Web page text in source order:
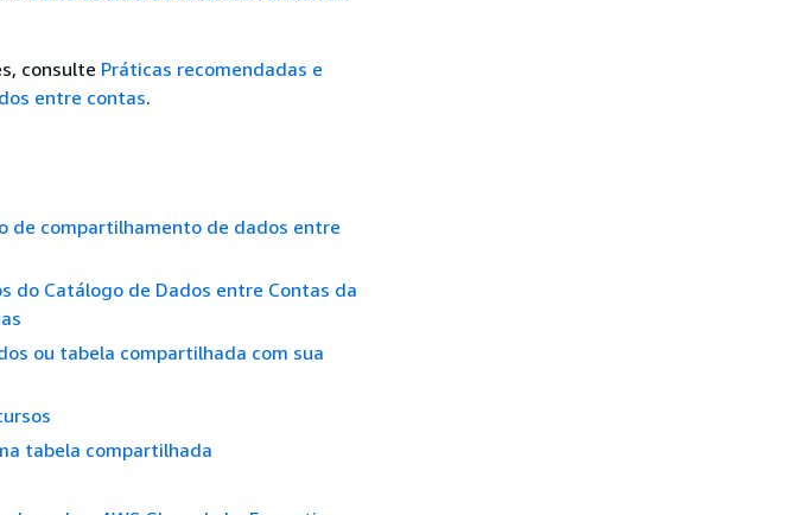
consulte Práticas recomendadas e
entre contas.
de compartilhamento de dados entre
do Catálogo de Dados entre Contas da
ou tabela compartilhada com sua
tabela compartilhada